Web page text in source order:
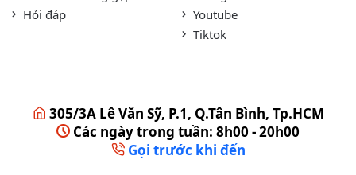
Hỏi đáp
Youtube
Tiktok
305/3A Lê Văn Sỹ, P.1, Q.Tân Bình, Tp.HCM
Các ngày trong tuần: 8h00 - 20h00
Gọi trước khi đến